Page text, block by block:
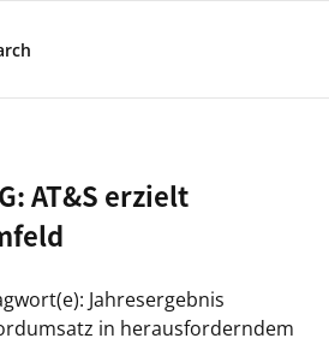
AT&S erzielt
Jahresergebnis
in herausforderndem